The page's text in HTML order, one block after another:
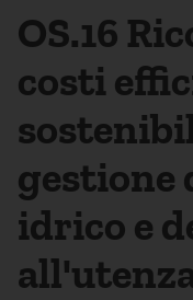
OS.16
costi
gestione
idrico e